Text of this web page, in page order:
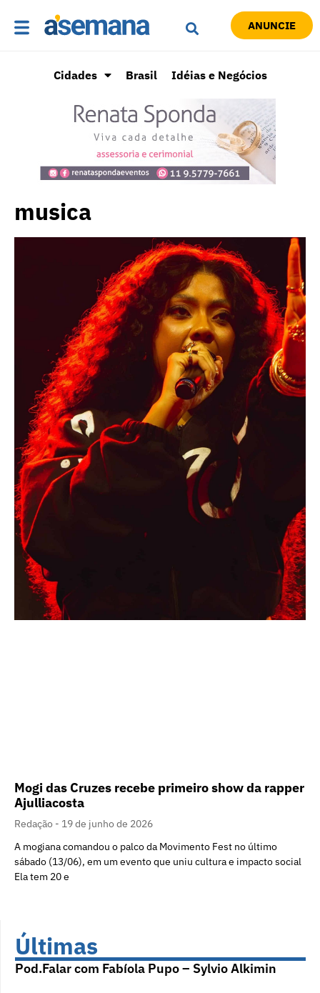
ANUNCIE
Cidades Brasil Idéias e Negócios
musica
Mogi das Cruzes recebe primeiro show da rapper
Ajulliacosta
Redação
19 de junho de 2026
A mogiana comandou o palco da Movimento Fest no último
sábado (13/06), em um evento que uniu cultura e impacto social
Ela tem 20 e
Últimas
Pod.Falar com Fabíola Pupo – Sylvio Alkimin